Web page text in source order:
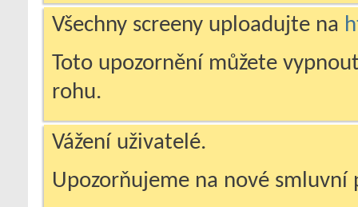
Všechny screeny uploadujte na
Toto upozornění můžete
rohu.
Vážení uživatelé.
Upozorňujeme na nové smluvní